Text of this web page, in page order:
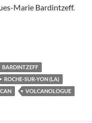
Marie Bardintzeff.
Vendée
BARDINTZEFF
ROCHE-SUR-YON (LA)
VOLCANOLOGUE